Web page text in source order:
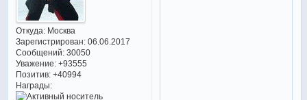
Откуда:Москва
Зарегистрирован: 06.06.2017
Сообщений:30050
Уважение: +93555
Позитив: +40994
Награды: